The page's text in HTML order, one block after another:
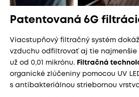
Patentovaná 6G
Viacstupňový filtračný systém
vzduchu odfiltrovať aj tie najmenšie
už od 0,01 mikrónu. Filtračná
organické zlúčeniny pomocou UV
s antibakteriálnou striebornou